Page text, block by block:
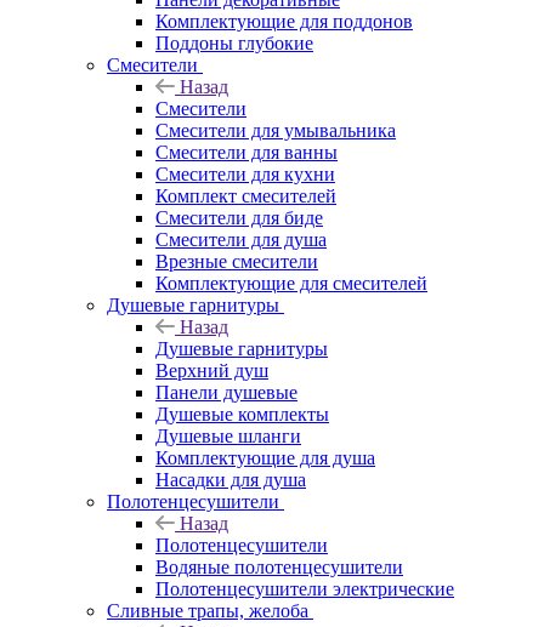
Комплектующие для поддонов
Поддоны глубокие
Смесители
Назад
Смесители
Смесители для умывальника
Смесители для ванны
Смесители для кухни
Комплект смесителей
Смесители для биде
Смесители для душа
Врезные смесители
Комплектующие для смесителей
Душевые гарнитуры
Назад
Душевые гарнитуры
Верхний душ
Панели душевые
Душевые комплекты
Душевые шланги
Комплектующие для душа
Насадки для душа
Полотенцесушители
Назад
Полотенцесушители
Водяные полотенцесушители
Полотенцесушители электрические
Сливные трапы, желоба